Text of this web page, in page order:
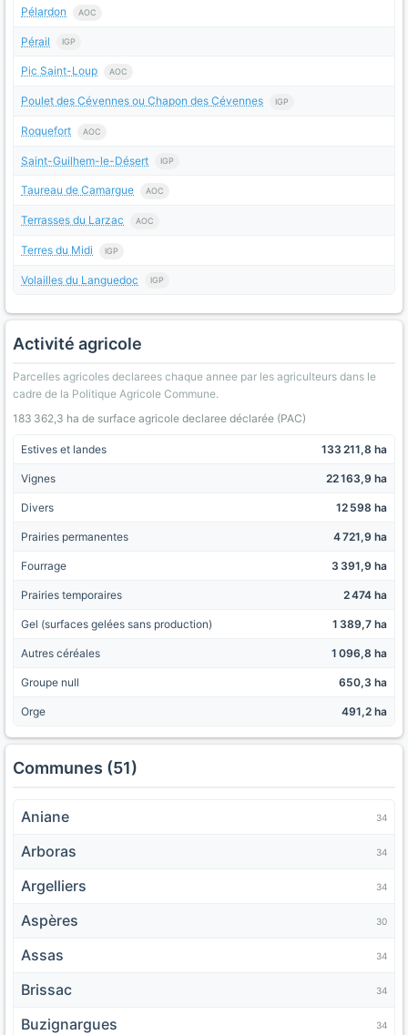
Pélardon AOC
Pérail IGP
Pic Saint-Loup AOC
Poulet des Cévennes ou Chapon des Cévennes IGP
Roquefort AOC
Saint-Guilhem-le-Désert IGP
Taureau de Camargue AOC
Terrasses du Larzac AOC
Terres du Midi IGP
Volailles du Languedoc IGP
Activité agricole
Parcelles agricoles declarees chaque annee par les agriculteurs dans le
cadre de la Politique Agricole Commune.
183 362,3 ha de surface agricole declaree déclarée (PAC)
Estives et landes 133 211,8 ha
Vignes 22 163,9 ha
Divers 12 598 ha
Prairies permanentes 4 721,9 ha
Fourrage 3 391,9 ha
Prairies temporaires 2 474 ha
Gel (surfaces gelées sans production) 1 389,7 ha
Autres céréales 1 096,8 ha
Groupe null 650,3 ha
Orge 491,2 ha
Communes (51)
Aniane 34
Arboras 34
Argelliers 34
Aspères 30
Assas 34
Brissac 34
Buzignargues 34